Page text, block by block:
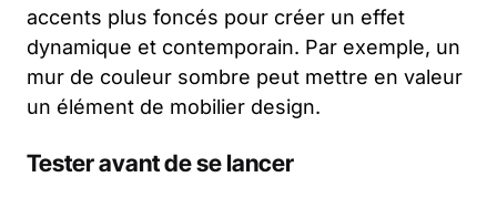
accents plus foncés pour créer un effet
dynamique et contemporain. Par exemple, un
mur de couleur sombre peut mettre en valeur
un élément de mobilier design.
Tester avant de se lancer